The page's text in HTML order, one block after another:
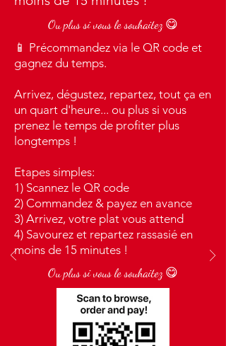
Ou plus si vous le souhaitez 😋
📱 Précommandez via le QR code et
gagnez du temps.
Arrivez, dégustez, repartez, tout ça en
un quart d'heure... ou plus si vous
prenez le temps de profiter plus
longtemps !
Etapes simples:
1) Scannez le QR code
2) Commandez & payez en avance
3) Arrivez, votre plat vous attend
4) Savourez et repartez rassasié en
moins de 15 minutes !
Ou plus si vous le souhaitez 😋